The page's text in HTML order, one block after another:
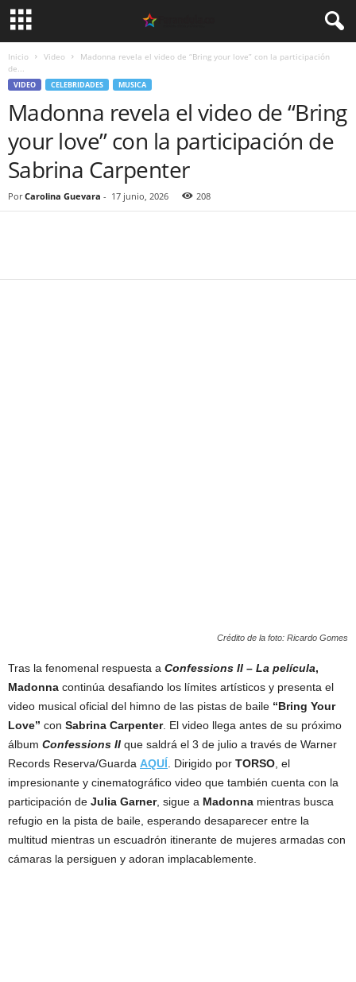
Inicio Video
Madonna revela el video de “Bring your love” con la participación
de...
VIDEO CELEBRIDADES MUSICA
Madonna revela el video de “Bring
your love” con la participación de
Sabrina Carpenter
Por Carolina Guevara - 17 junio, 2026 208
Crédito de la foto: Ricardo Gomes
Tras la fenomenal respuesta a Confessions II – La película,
Madonna continúa desafiando los límites artísticos y presenta el
video musical oficial del himno de las pistas de baile “Bring Your
Love” con Sabrina Carpenter. El video llega antes de su próximo
álbum Confessions II que saldrá el 3 de julio a través de Warner
Records Reserva/Guarda AQUÍ . Dirigido por TORSO , el
impresionante y cinematográfico video que también cuenta con la
participación de Julia Garner, sigue a Madonna mientras busca
refugio en la pista de baile, esperando desaparecer entre la
multitud mientras un escuadrón itinerante de mujeres armadas con
cámaras la persiguen y adoran implacablemente.